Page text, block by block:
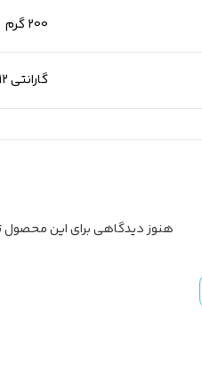
200 گرم
گارانتی 12 ماه شرکتی
هنوز دیدگاهی برای این